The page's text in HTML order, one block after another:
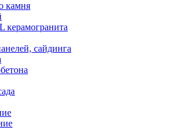
камня
керамогранита
сайдинга